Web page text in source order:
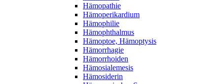
Hämopathie
Hämoperikardium
Hämophilie
Hämophthalmus
Hämoptoe, Hämoptysis
Hämorrhagie
Hämorrhoiden
Hämosialemesis
Hämosiderin